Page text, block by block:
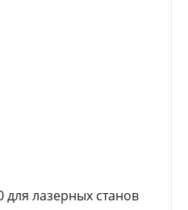
для лазерных станов